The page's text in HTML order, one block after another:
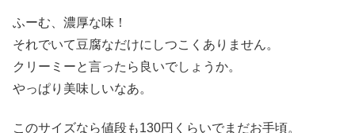
ふーむ、濃厚な味！
それでいて豆腐なだけにしつこくありません。
クリーミーと言ったら良いでしょうか。
やっぱり美味しいなあ。
このサイズなら値段も130円くらいでまだお手頃。